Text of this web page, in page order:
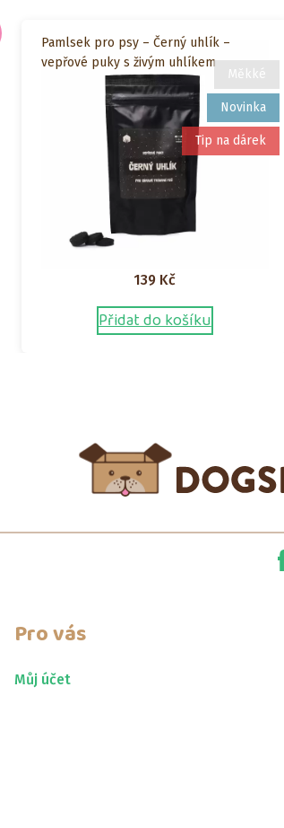
Měkké
Novinka
Tip na dárek
Pamlsek pro psy – Černý uhlík –
vepřové puky s živým uhlíkem
139 Kč
Přidat do košíku
Pro vás
Můj účet